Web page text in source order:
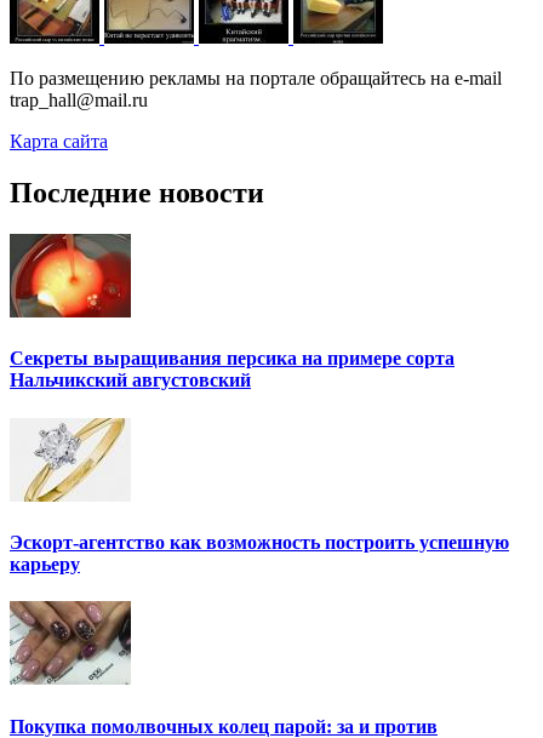
По размещению рекламы на портале обращайтесь на e-mail
trap_hall@mail.ru
Карта сайта
Последние новости
Секреты выращивания персика на примере сорта
Нальчикский августовский
Эскорт-агентство как возможность построить успешную
карьеру
Покупка помолвочных колец парой: за и против